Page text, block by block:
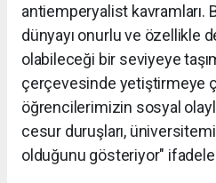
antiemperyalist kavramları.
dünyayı onurlu ve özellikle
olabileceği bir seviyeye
çerçevesinde yetiştirmeye
öğrencilerimizin sosyal
cesur duruşları,
olduğunu gösteriyor"